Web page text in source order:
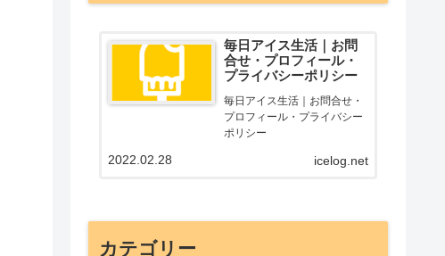
毎日アイス生活｜お問
合せ・プロフィール・
プライバシーポリシー
毎日アイス生活｜お問合せ・
プロフィール・プライバシー
ポリシー
icelog.net
2022.02.28
カテゴリー